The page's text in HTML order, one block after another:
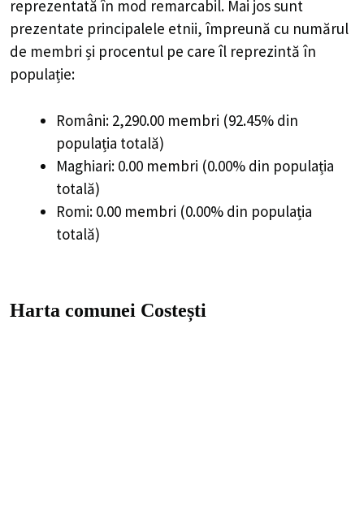
reprezentată în mod remarcabil. Mai jos sunt
prezentate principalele etnii, împreună cu numărul
de membri și procentul pe care îl reprezintă în
populație:
Români: 2,290.00 membri (92.45% din
populația totală)
Maghiari: 0.00 membri (0.00% din populația
totală)
Romi: 0.00 membri (0.00% din populația
totală)
Harta comunei Costești